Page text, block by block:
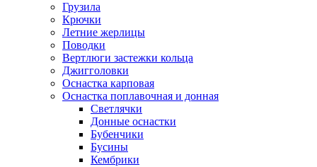
Грузила
Крючки
Летние жерлицы
Поводки
Вертлюги застежки кольца
Джигголовки
Оснастка карповая
Оснастка поплавочная и донная
Светлячки
Донные оснастки
Бубенчики
Бусины
Кембрики